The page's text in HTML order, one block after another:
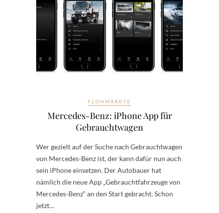
FLOHMÄRKTE
Mercedes-Benz: iPhone App für
Gebrauchtwagen
Wer gezielt auf der Suche nach Gebrauchtwagen
von Mercedes-Benz ist, der kann dafür nun auch
sein iPhone einsetzen. Der Autobauer hat
nämlich die neue App „Gebrauchtfahrzeuge von
Mercedes-Benz“ an den Start gebracht. Schon
jetzt…